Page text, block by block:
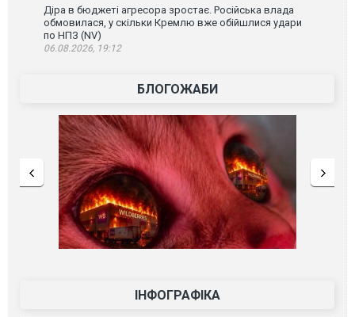
Діра в бюджеті агресора зростає. Російська влада
обмовилася, у скільки Кремлю вже обійшлися удари
по НПЗ (NV)
06.08.2026, 19:12
БЛОГОЖАБИ
ІНФОГРАФІКА